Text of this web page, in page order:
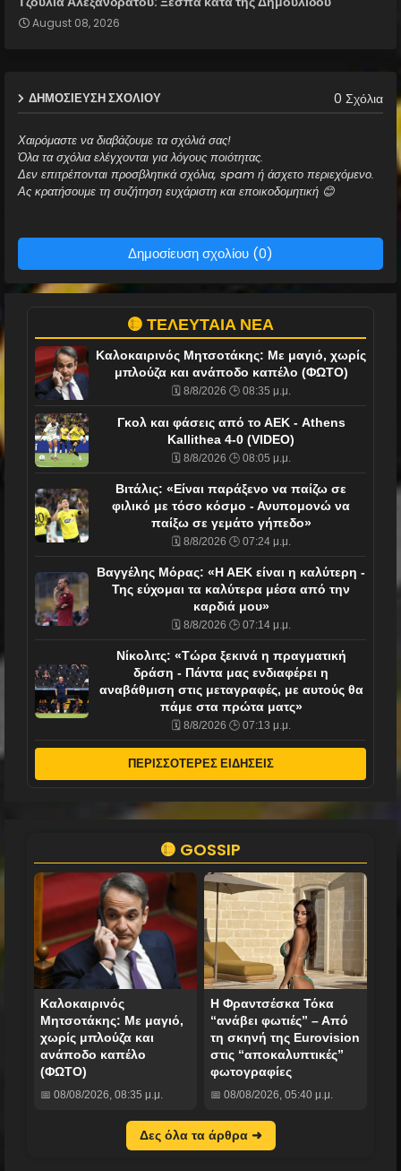
August 08, 2026
ΔΗΜΟΣΊΕΥΣΗ ΣΧΟΛΊΟΥ 0 Σχόλια
Χαιρόμαστε να διαβάζουμε τα σχόλιά σας!
Όλα τα σχόλια ελέγχονται για λόγους ποιότητας.
Δεν επιτρέπονται προσβλητικά σχόλια, spam ή άσχετο περιεχόμενο.
Ας κρατήσουμε τη συζήτηση ευχάριστη και εποικοδομητική 😊
Δημοσίευση σχολίου (0)
🟡 ΤΕΛΕΥΤΑΙΑ ΝΕΑ
Καλοκαιρινός Μητσοτάκης: Με μαγιό, χωρίς
μπλούζα και ανάποδο καπέλο (ΦΩΤΟ)
🗓️ 8/8/2026 🕒 08:35 μ.μ.
Γκολ και φάσεις από το ΑΕΚ - Athens
Kallithea 4-0 (VIDEO)
🗓️ 8/8/2026 🕒 08:05 μ.μ.
Βιτάλις: «Είναι παράξενο να παίζω σε
φιλικό με τόσο κόσμο - Ανυπομονώ να
παίξω σε γεμάτο γήπεδο»
🗓️ 8/8/2026 🕒 07:24 μ.μ.
Βαγγέλης Μόρας: «Η ΑΕΚ είναι η καλύτερη -
Της εύχομαι τα καλύτερα μέσα από την
καρδιά μου»
🗓️ 8/8/2026 🕒 07:14 μ.μ.
Νίκολιτς: «Τώρα ξεκινά η πραγματική
δράση - Πάντα μας ενδιαφέρει η
αναβάθμιση στις μεταγραφές, με αυτούς θα
πάμε στα πρώτα ματς»
🗓️ 8/8/2026 🕒 07:13 μ.μ.
ΠΕΡΙΣΣΟΤΕΡΕΣ ΕΙΔΗΣΕΙΣ
🟡 GOSSIP
Καλοκαιρινός
Μητσοτάκης: Με μαγιό,
χωρίς μπλούζα και
ανάποδο καπέλο
(ΦΩΤΟ)
📅 08/08/2026, 08:35 μ.μ.
Η Φραντσέσκα Τόκα
“ανάβει φωτιές” – Από
τη σκηνή της Eurovision
στις “αποκαλυπτικές”
φωτογραφίες
📅 08/08/2026, 05:40 μ.μ.
Δες όλα τα άρθρα ➜